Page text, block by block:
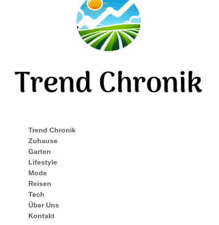
Trend Chronik
Zuhause
Garten
Lifestyle
Mode
Reisen
Tech
Über Uns
Kontakt